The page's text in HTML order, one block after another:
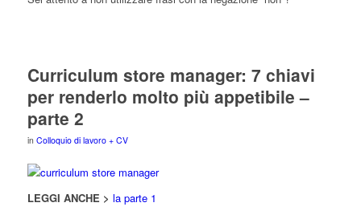
Curriculum store manager: 7 chiavi
per renderlo molto più appetibile –
parte 2
in Colloquio di lavoro + CV
LEGGI ANCHE > la parte 1